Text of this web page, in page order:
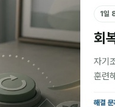
1일
회
자기
훈련
해결 문